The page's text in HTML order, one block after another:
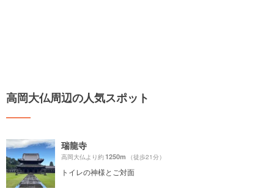
高岡大仏周辺の人気スポット
瑞龍寺
高岡大仏より約1250m （徒歩21分）
トイレの神様とご対面